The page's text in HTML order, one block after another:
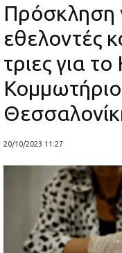
Πρόσκληση
εθελοντές
τριες για
20/10/2023 11:27